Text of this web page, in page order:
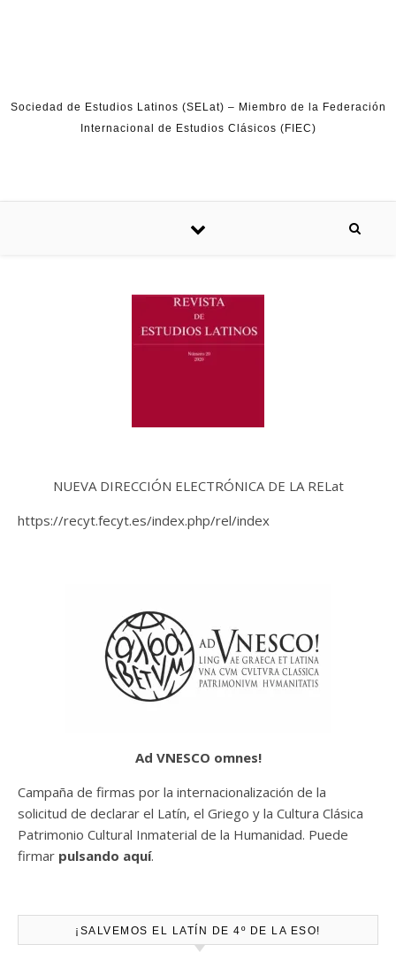
Sociedad de Estudios Latinos (SELat) – Miembro de la Federación
Internacional de Estudios Clásicos (FIEC)
NUEVA DIRECCIÓN ELECTRÓNICA DE LA RELat
https://recyt.fecyt.es/index.php/rel/index
Ad VNESCO omnes!
Campaña de firmas por la internacionalización de la
solicitud de declarar el Latín, el Griego y la Cultura Clásica
Patrimonio Cultural Inmaterial de la Humanidad. Puede
firmar pulsando aquí.
¡SALVEMOS EL LATÍN DE 4º DE LA ESO!